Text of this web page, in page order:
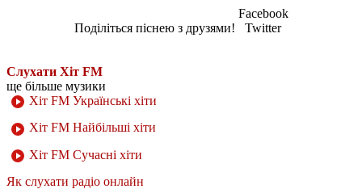
Поділіться піснею з друзями!
Facebook
Twitter
Слухати Хіт FM
ще більше музики
Хіт FM Українські хіти
Хіт FM Найбільші хіти
Хіт FM Сучасні хіти
Як слухати радіо онлайн